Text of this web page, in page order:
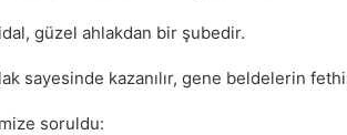
güzel ahlakdan bir şubedir.
sayesinde kazanılır, gene beldelerin
soruldu: